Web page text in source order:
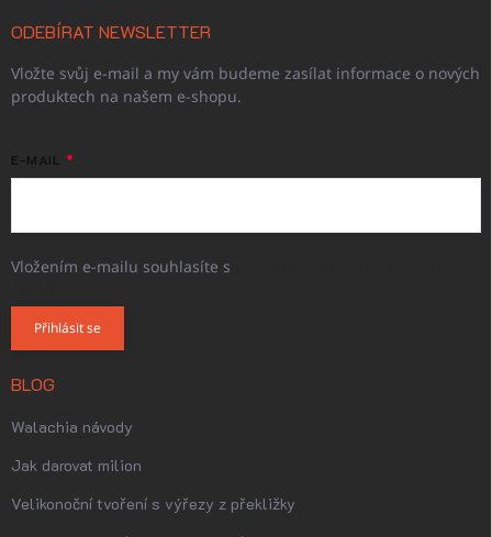
ODEBÍRAT NEWSLETTER
Vložte svůj e-mail a my vám budeme zasílat informace o nových
produktech na našem e-shopu.
E-MAIL
Vložením e-mailu souhlasíte s
Přihlásit se
BLOG
Walachia návody
Jak darovat milion
Velikonoční tvoření s výřezy z překližky